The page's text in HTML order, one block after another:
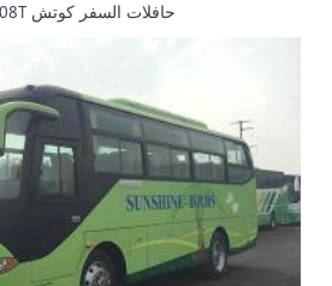
حافلات السفر كوتش